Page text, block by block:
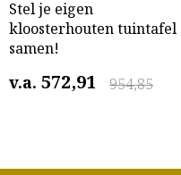
Stel je eigen
kloosterhouten tuintafel
samen!
v.a. 954,85
572,91